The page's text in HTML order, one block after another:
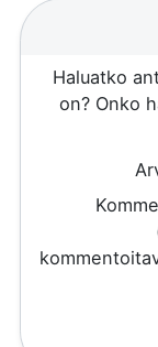
Haluatko
on? Onko